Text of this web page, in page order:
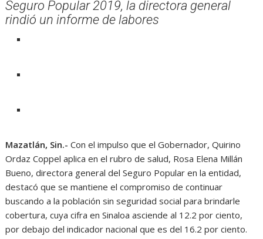
Seguro Popular 2019, la directora general
rindió un informe de labores
Mazatlán, Sin.- Con el impulso que el Gobernador, Quirino
Ordaz Coppel aplica en el rubro de salud, Rosa Elena Millán
Bueno, directora general del Seguro Popular en la entidad,
destacó que se mantiene el compromiso de continuar
buscando a la población sin seguridad social para brindarle
cobertura, cuya cifra en Sinaloa asciende al 12.2 por ciento,
por debajo del indicador nacional que es del 16.2 por ciento.